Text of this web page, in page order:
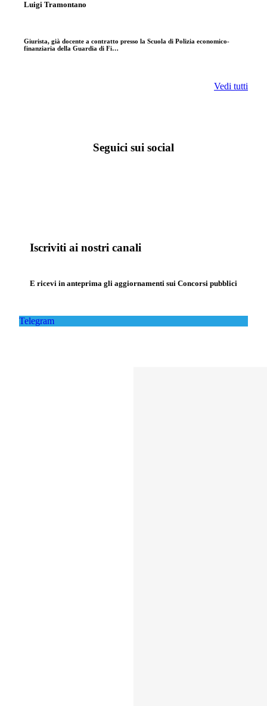
Luigi Tramontano
Giurista, già docente a contratto presso la Scuola di Polizia economico-
finanziaria della Guardia di Fi…
Vedi tutti
Seguici sui social
Iscriviti ai nostri canali
E ricevi in anteprima gli aggiornamenti sui Concorsi pubblici
Telegram